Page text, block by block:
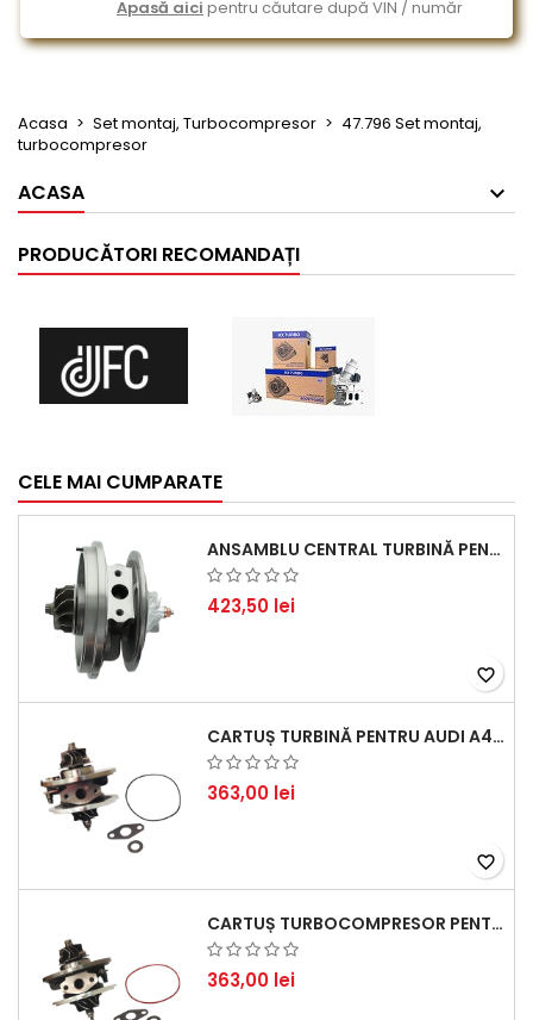
Apasă aici pentru căutare după VIN / număr
Acasa Set montaj, Turbocompresor
47.796 Set montaj,
turbocompresor
ACASA
PRODUCĂTORI RECOMANDAȚI
CELE MAI CUMPARATE
ANSAMBLU CENTRAL TURBINĂ PENTRU BMW SERIA 3, SERIA 5 ȘI X3 - PERFORMANȚĂ ȘI FIABILITATE
423,50 lei
favorite_border
CARTUȘ TURBINĂ PENTRU AUDI A4, A6, SKODA SUPERB ȘI VW PASSAT, MOTOR DIESEL 1.9 TDI
363,00 lei
favorite_border
CARTUȘ TURBOCOMPRESOR PENTRU VW, AUDI, SEAT, SKODA - MOTOR DIESEL 2.0 TDI
363,00 lei